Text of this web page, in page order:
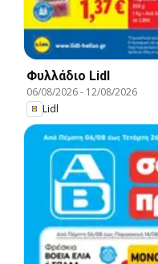
Φυλλάδιο Lidl
06/08/2026- 12/08/2026
Lidl